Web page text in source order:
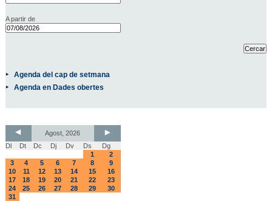
A partir de
Agenda del cap de setmana
Agenda en Dades obertes
Agost, 2026
Dl
Dt Dc Dj Dv Ds
Dg
1
2
3
4 5 6 7 8
9
10
11 12 13 14 15
16
17
18 19 20 21 22
23
24
25 26 27 28 29
30
31